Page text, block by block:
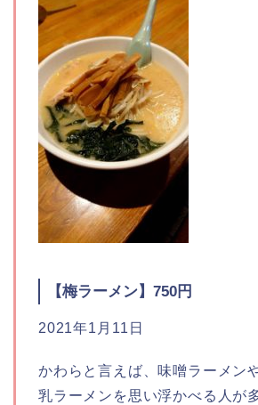
【梅ラーメン】750円
2021年1月11日
かわらと言えば、味噌ラーメン
乳ラーメンを思い浮かべる人が